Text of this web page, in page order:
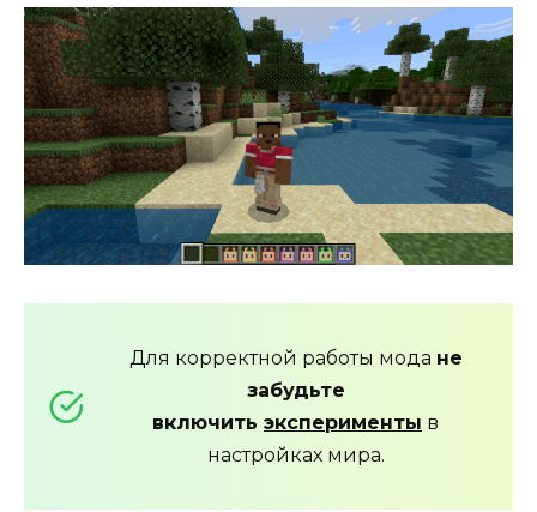
Для корректной работы мода не
забудьте
включить эксперименты в
настройках мира.